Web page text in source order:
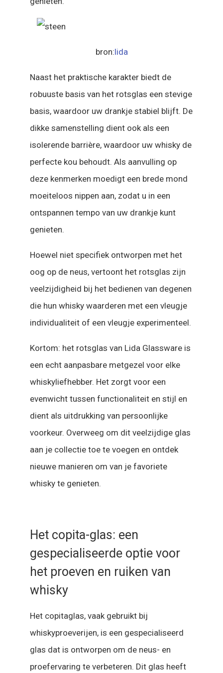
bron:lida
Naast het praktische karakter biedt de
robuuste basis van het rotsglas een stevige
basis, waardoor uw drankje stabiel blijft. De
dikke samenstelling dient ook als een
isolerende barrière, waardoor uw whisky de
perfecte kou behoudt. Als aanvulling op
deze kenmerken moedigt een brede mond
moeiteloos nippen aan, zodat u in een
ontspannen tempo van uw drankje kunt
genieten.
Hoewel niet specifiek ontworpen met het
oog op de neus, vertoont het rotsglas zijn
veelzijdigheid bij het bedienen van degenen
die hun whisky waarderen met een vleugje
individualiteit of een vleugje experimenteel.
Kortom: het rotsglas van Lida Glassware is
een echt aanpasbare metgezel voor elke
whiskyliefhebber. Het zorgt voor een
evenwicht tussen functionaliteit en stijl en
dient als uitdrukking van persoonlijke
voorkeur. Overweeg om dit veelzijdige glas
aan je collectie toe te voegen en ontdek
nieuwe manieren om van je favoriete
whisky te genieten.
Het copita-glas: een
gespecialiseerde optie voor
het proeven en ruiken van
whisky
Het copitaglas, vaak gebruikt bij
whiskyproeverijen, is een gespecialiseerd
glas dat is ontworpen om de neus- en
proefervaring te verbeteren. Dit glas heeft